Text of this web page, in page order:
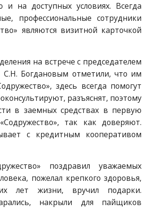
и на доступных условиях. Всегда
профессиональные сотрудники
являются визитной карточкой
на встрече с председателем
С.Н. Богдановым отметили, что им
здесь всегда помогут
разъяснят, поэтому
в заемных средствах в первую
так как доверяют.
с кредитным кооперативом
поздравил уважаемых
пожелал крепкого здоровья,
лет жизни, вручил подарки.
накрыли для пайщиков